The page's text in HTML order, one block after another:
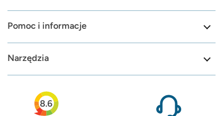
Pomoc i informacje
Narzędzia
8.6